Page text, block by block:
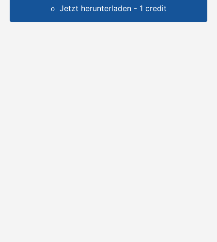
Jetzt herunterladen - 1 credit